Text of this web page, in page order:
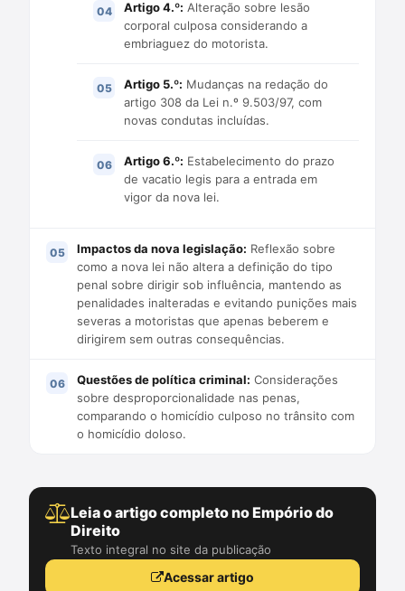
Artigo 4.º: Alteração sobre lesão
corporal culposa considerando a
embriaguez do motorista.
Artigo 5.º: Mudanças na redação do
artigo 308 da Lei n.º 9.503/97, com
novas condutas incluídas.
Artigo 6.º: Estabelecimento do prazo
de vacatio legis para a entrada em
vigor da nova lei.
Impactos da nova legislação: Reflexão sobre
como a nova lei não altera a definição do tipo
penal sobre dirigir sob influência, mantendo as
penalidades inalteradas e evitando punições mais
severas a motoristas que apenas beberem e
dirigirem sem outras consequências.
Questões de política criminal: Considerações
sobre desproporcionalidade nas penas,
comparando o homicídio culposo no trânsito com
o homicídio doloso.
Leia o artigo completo no Empório do
Direito
Texto integral no site da publicação
Acessar artigo